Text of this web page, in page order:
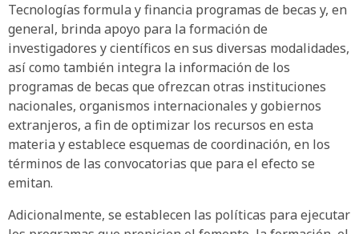
Tecnologías formula y financia programas de becas y, en
general, brinda apoyo para la formación de
investigadores y científicos en sus diversas modalidades,
así como también integra la información de los
programas de becas que ofrezcan otras instituciones
nacionales, organismos internacionales y gobiernos
extranjeros, a fin de optimizar los recursos en esta
materia y establece esquemas de coordinación, en los
términos de las convocatorias que para el efecto se
emitan.
Adicionalmente, se establecen las políticas para ejecutar